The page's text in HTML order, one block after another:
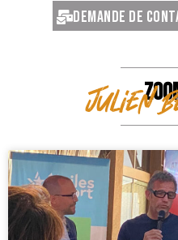
Demande de
Julien